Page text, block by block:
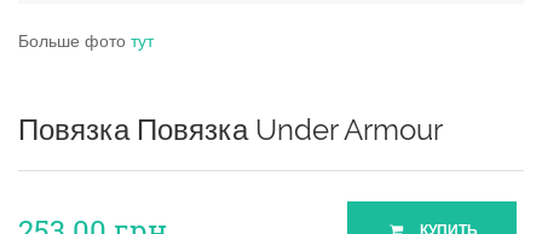
Больше фото тут
Повязка Повязка Under Armour
КУПИТЬ